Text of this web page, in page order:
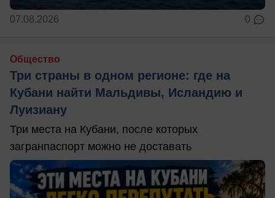
07.08.2026 0
Общество
Три страны в одном регионе: где на
Кубани найти Мальдивы, Исландию и
Луизиану
Три места на Кубани, после которых
загранпаспорт можно не доставать